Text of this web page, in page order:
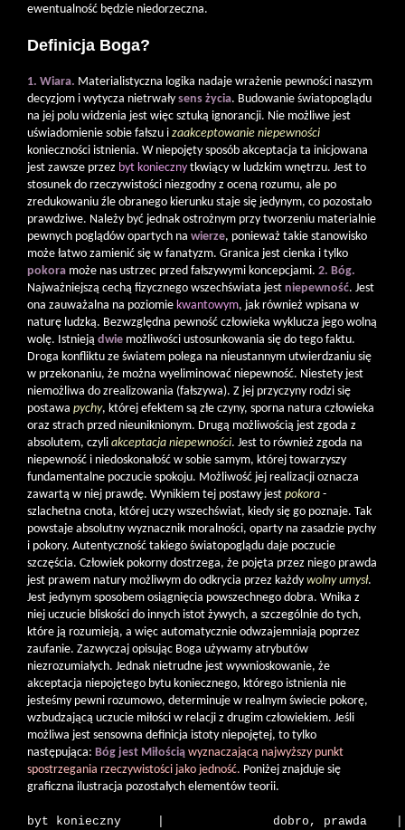
ewentualność będzie niedorzeczna.
Definicja Boga?
1. Wiara. Materialistyczna logika nadaje wrażenie pewności naszym
decyzjom i wytycza nietrwały sens życia. Budowanie światopoglądu
na jej polu widzenia jest więc sztuką ignorancji. Nie możliwe jest
uświadomienie sobie fałszu i zaakceptowanie niepewności
konieczności istnienia. W niepojęty sposób akceptacja ta inicjowana
jest zawsze przez byt konieczny tkwiący w ludzkim wnętrzu. Jest to
stosunek do rzeczywistości niezgodny z oceną rozumu, ale po
zredukowaniu źle obranego kierunku staje się jedynym, co pozostało
prawdziwe. Należy być jednak ostrożnym przy tworzeniu materialnie
pewnych poglądów opartych na wierze, ponieważ takie stanowisko
może łatwo zamienić się w fanatyzm. Granica jest cienka i tylko
pokora może nas ustrzec przed fałszywymi koncepcjami. 2. Bóg.
Najważniejszą cechą fizycznego wszechświata jest niepewność. Jest
ona zauważalna na poziomie kwantowym, jak również wpisana w
naturę ludzką. Bezwzględna pewność człowieka wyklucza jego wolną
wolę. Istnieją dwie możliwości ustosunkowania się do tego faktu.
Droga konfliktu ze światem polega na nieustannym utwierdzaniu się
w przekonaniu, że można wyeliminować niepewność. Niestety jest
niemożliwa do zrealizowania (fałszywa). Z jej przyczyny rodzi się
postawa pychy, której efektem są złe czyny, sporna natura człowieka
oraz strach przed nieuniknionym. Drugą możliwością jest zgoda z
absolutem, czyli akceptacja niepewności. Jest to również zgoda na
niepewność i niedoskonałość w sobie samym, której towarzyszy
fundamentalne poczucie spokoju. Możliwość jej realizacji oznacza
zawartą w niej prawdę. Wynikiem tej postawy jest pokora -
szlachetna cnota, której uczy wszechświat, kiedy się go poznaje. Tak
powstaje absolutny wyznacznik moralności, oparty na zasadzie pychy
i pokory. Autentyczność takiego światopoglądu daje poczucie
szczęścia. Człowiek pokorny dostrzega, że pojęta przez niego prawda
jest prawem natury możliwym do odkrycia przez każdy wolny umysł.
Jest jedynym sposobem osiągnięcia powszechnego dobra. Wnika z
niej uczucie bliskości do innych istot żywych, a szczególnie do tych,
które ją rozumieją, a więc automatycznie odwzajemniają poprzez
zaufanie. Zazwyczaj opisując Boga używamy atrybutów
niezrozumiałych. Jednak nietrudne jest wywnioskowanie, że
akceptacja niepojętego bytu koniecznego, którego istnienia nie
jesteśmy pewni rozumowo, determinuje w realnym świecie pokorę,
wzbudzającą uczucie miłości w relacji z drugim człowiekiem. Jeśli
możliwa jest sensowna definicja istoty niepojętej, to tylko
następująca: Bóg jest Miłością wyznaczającą najwyższy punkt
spostrzegania rzeczywistości jako jedność. Poniżej znajduje się
graficzna ilustracja pozostałych elementów teorii.
byt konieczny     |               dobro, prawda    |